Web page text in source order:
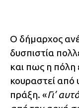
Ο δήμαρχος
δυσπιστία
και πως η πόλη
κουραστεί από
πράξη. «Γι’